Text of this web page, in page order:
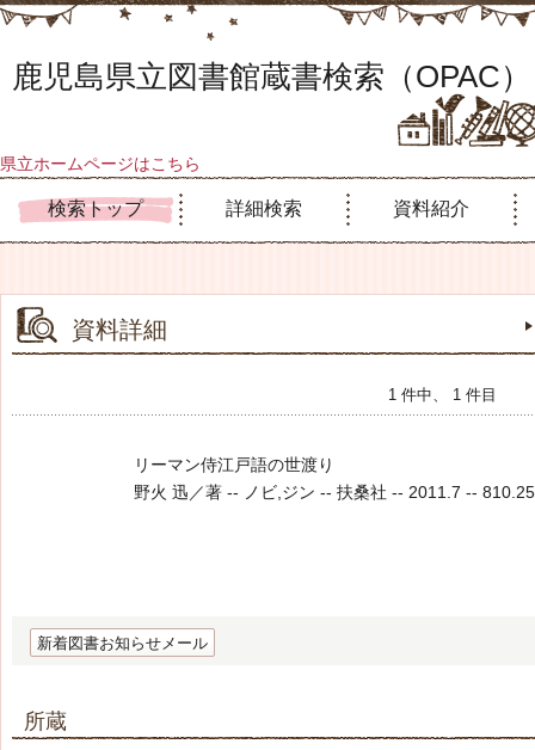
鹿児島県立図書館蔵書検索（OPAC）
県立ホームページはこちら
検索トップ 詳細検索 資料紹介
資料詳細
1 件中、 1 件目
リーマン侍江戸語の世渡り
野火 迅／著 -- ノビ,ジン -- 扶桑社 -- 2011.7 -- 810.25
新着図書お知らせメール
所蔵